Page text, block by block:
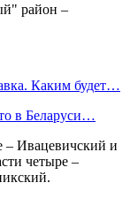
район –
Каким будет…
в Беларуси…
– Ивацевичский и
четыре –